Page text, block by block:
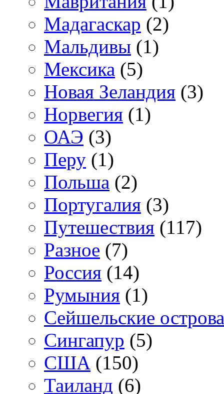
Мадагаскар (2)
Мальдивы (1)
Мексика (5)
Новая Зеландия (3)
Норвегия (1)
ОАЭ (3)
Перу (1)
Польша (2)
Португалия (3)
Путешествия (117)
Разное (7)
Россия (14)
Румыния (1)
Сейшельские острова
Сингапур (5)
США (150)
Таиланд (6)